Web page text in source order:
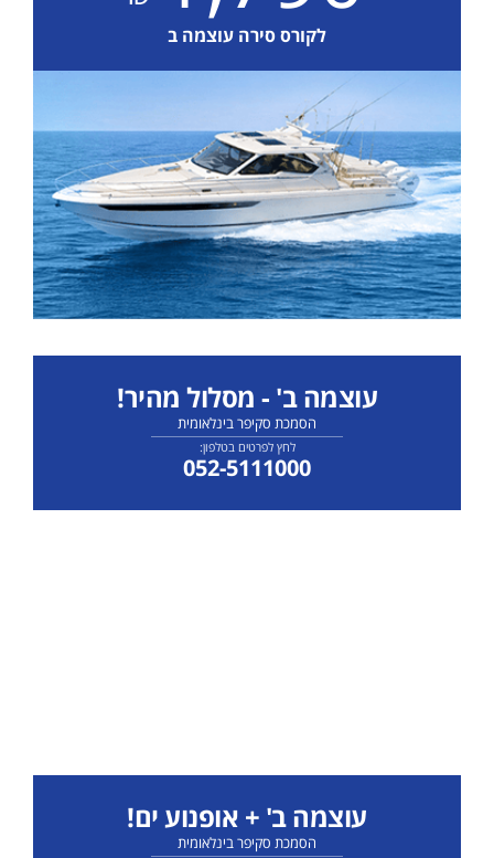
לקורס סירה עוצמה ב
עוצמה ב' - מסלול מהיר!
הסמכת סקיפר בינלאומית
לחץ לפרטים בטלפון:
052-5111000
עוצמה ב' + אופנוע ים!
הסמכת סקיפר בינלאומית